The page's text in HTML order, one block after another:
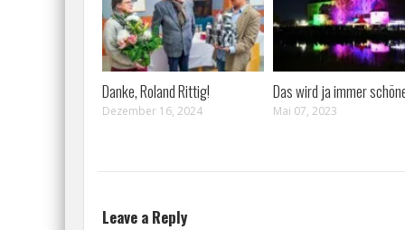
Danke, Roland Rittig!
Dezember 16, 2024
Das wird ja immer
Mai 07, 2023
Leave a Reply